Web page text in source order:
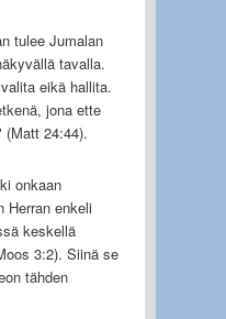
tulee Jumalan
tavalla.
eikä hallita.
jona ette
(Matt 24:44).
onkaan
Herran enkeli
keskellä
3:2). Siinä se
tähden